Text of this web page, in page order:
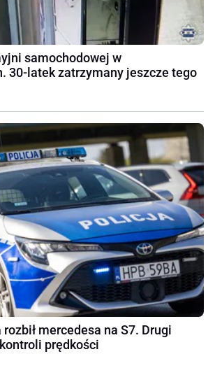
samochodowej w
30-latek zatrzymany jeszcze tego
mercedesa na S7. Drugi
prędkości